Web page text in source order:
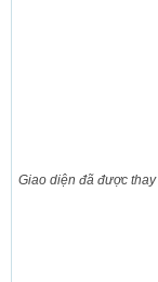
Giao diện đã được